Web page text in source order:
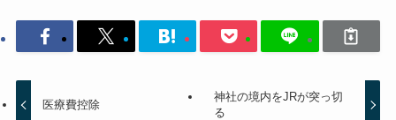
医療費控除
神社の境内をJRが突っ切
る